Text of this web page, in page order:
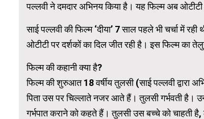
पल्लवी ने दमदार अभिनय किया है। यह फिल्म अब ओटीटी
साई पल्लवी की फिल्म ‘दीया’ 7 साल पहले भी चर्चा में
ओटीटी पर दर्शकों का दिल जीत रही है। इस फिल्म का
फिल्म की कहानी क्या है?
फिल्म की शुरुआत 18 वर्षीय तुलसी (साई पल्लवी द्वारा
पिता उस पर चिल्लाते नजर आते हैं। तुलसी गर्भवती है।
गर्भपात कराने को कहते हैं। तुलसी उस बच्चे को चाहती
WordPress Carousel Trial Version